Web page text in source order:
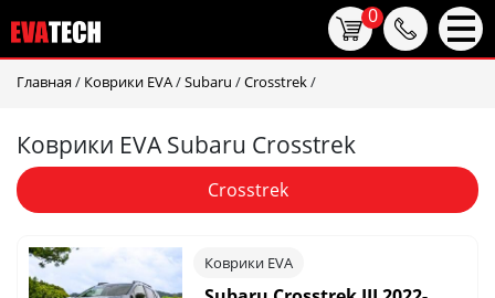
Главная / Коврики EVA/Subaru /Crosstrek/
Коврики EVA Subaru Crosstrek
Crosstrek
Коврики EVA
0